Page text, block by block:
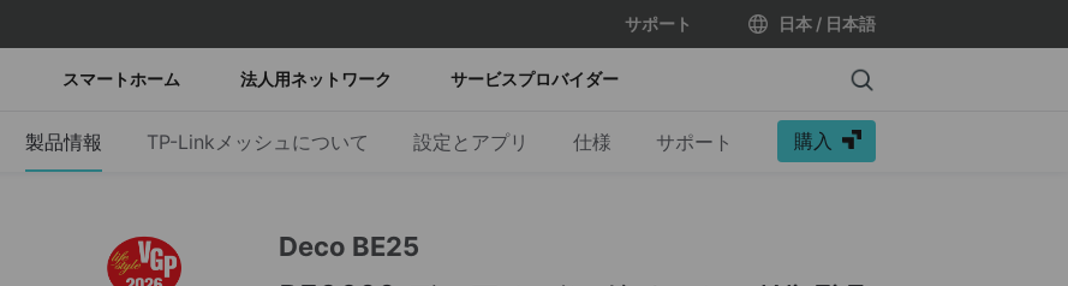
サポート 日本 / 日本語
スマートホーム 法人用ネットワーク サービスプロバイダー Search
製品情報 TP-Linkメッシュについて 設定とアプリ 仕様 サポート 購入
Deco BE25